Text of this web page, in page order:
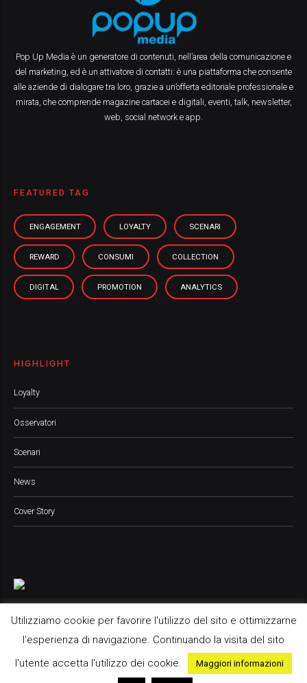
Pop Up Media è un generatore di contenuti, nell’area della comunicazione e
del marketing, ed è un attivatore di contatti: è una piattaforma che consente
alle aziende di dialogare tra loro, grazie a un’offerta editoriale professionale e
mirata, che comprende magazine cartacei e digitali, eventi, talk, newsletter,
web, social network e app.
FEATURED TAG
ENGAGEMENT LOYALTY SCENARI
REWARD CONSUMI COLLECTION
DIGITAL PROMOTION ANALYTICS
HIGHLIGHT
Loyalty
Osservatori
Scenari
News
Cover Story
Pop Up Media srl, 2021 © All Rights Reserved
Utilizziamo cookie per favorire l'utilizzo del sito e ottimizzarne
l'esperienza di navigazione. Continuando la visita del sito
l'utente accetta l'utilizzo dei cookie.
Maggiori informazioni